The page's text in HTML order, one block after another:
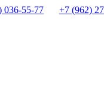
036-55-77
+7 (962)